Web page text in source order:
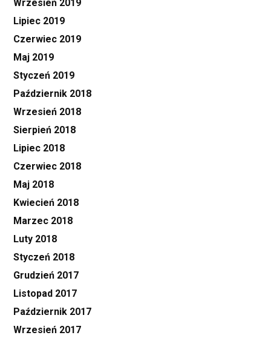
Wrzesień 2019
Lipiec 2019
Czerwiec 2019
Maj 2019
Styczeń 2019
Październik 2018
Wrzesień 2018
Sierpień 2018
Lipiec 2018
Czerwiec 2018
Maj 2018
Kwiecień 2018
Marzec 2018
Luty 2018
Styczeń 2018
Grudzień 2017
Listopad 2017
Październik 2017
Wrzesień 2017